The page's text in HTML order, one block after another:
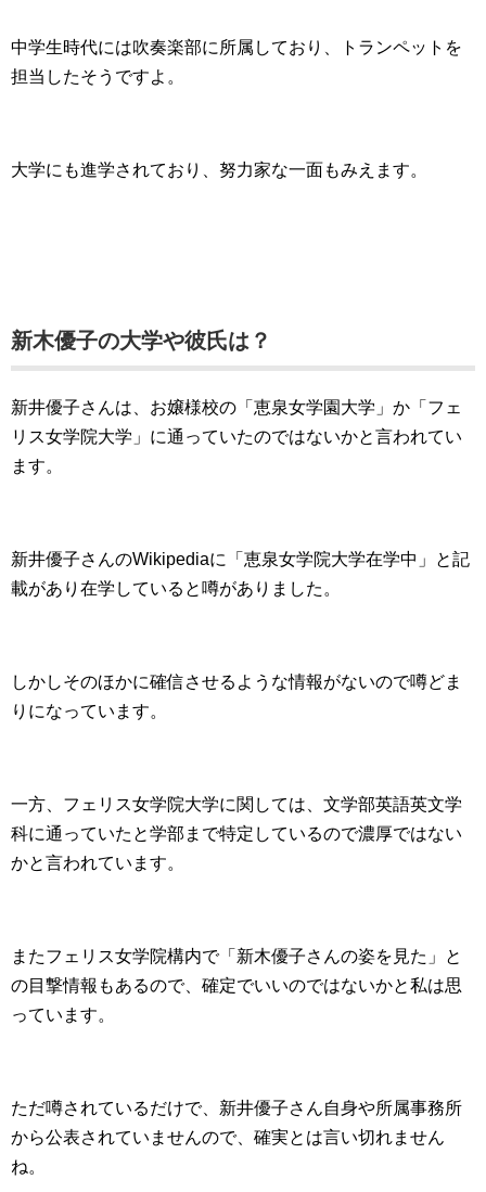
中学生時代には吹奏楽部に所属しており、トランペットを
担当したそうですよ。
大学にも進学されており、努力家な一面もみえます。
新木優子の大学や彼氏は？
新井優子さんは、お嬢様校の「恵泉女学園大学」か「フェ
リス女学院大学」に通っていたのではないかと言われてい
ます。
新井優子さんのWikipediaに「恵泉女学院大学在学中」と記
載があり在学していると噂がありました。
しかしそのほかに確信させるような情報がないので噂どま
りになっています。
一方、フェリス女学院大学に関しては、文学部英語英文学
科に通っていたと学部まで特定しているので濃厚ではない
かと言われています。
またフェリス女学院構内で「新木優子さんの姿を見た」と
の目撃情報もあるので、確定でいいのではないかと私は思
っています。
ただ噂されているだけで、新井優子さん自身や所属事務所
から公表されていませんので、確実とは言い切れません
ね。